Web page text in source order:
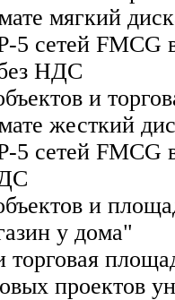
мягкий
5 сетей FMCG
НДС
и
жесткий
5 сетей FMCG
и
у дома"
торговая
проектов